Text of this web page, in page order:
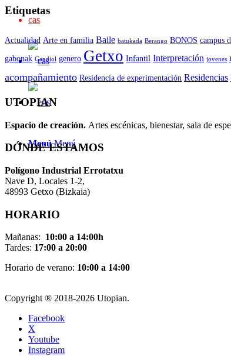
cas
Menú Menú
Etiquetas
Actualidad Arte en familia Baile batukada Berango BONOS campus
gabonak Gandiol genero Getxo Infantil Interpretación jovenes
acompañamiento Residencia de experimentación Residencias
UTOPIAN
Espacio de creación. Artes escénicas, bienestar, sala de
DÓNDE ESTAMOS
Polígono Industrial Errotatxu
Nave D, Locales 1-2,
48993 Getxo (Bizkaia)
HORARIO
Mañanas: 10:00 a 14:00h
Tardes: 17:00 a 20:00
Horario de verano: 10:00 a 14:00
Copyright ® 2018-2026 Utopian.
Facebook
X
Youtube
Instagram